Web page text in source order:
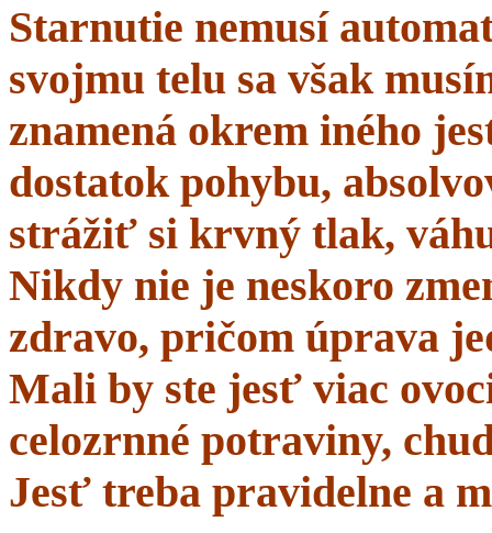
Starnutie nemusí
svojmu telu sa však
znamená okrem iného
dostatok pohybu,
strážiť si krvný tlak,
Nikdy nie je neskoro
zdravo, pričom úprava
Mali by ste jesť viac
celozrnné potraviny,
Jesť treba pravidelne a